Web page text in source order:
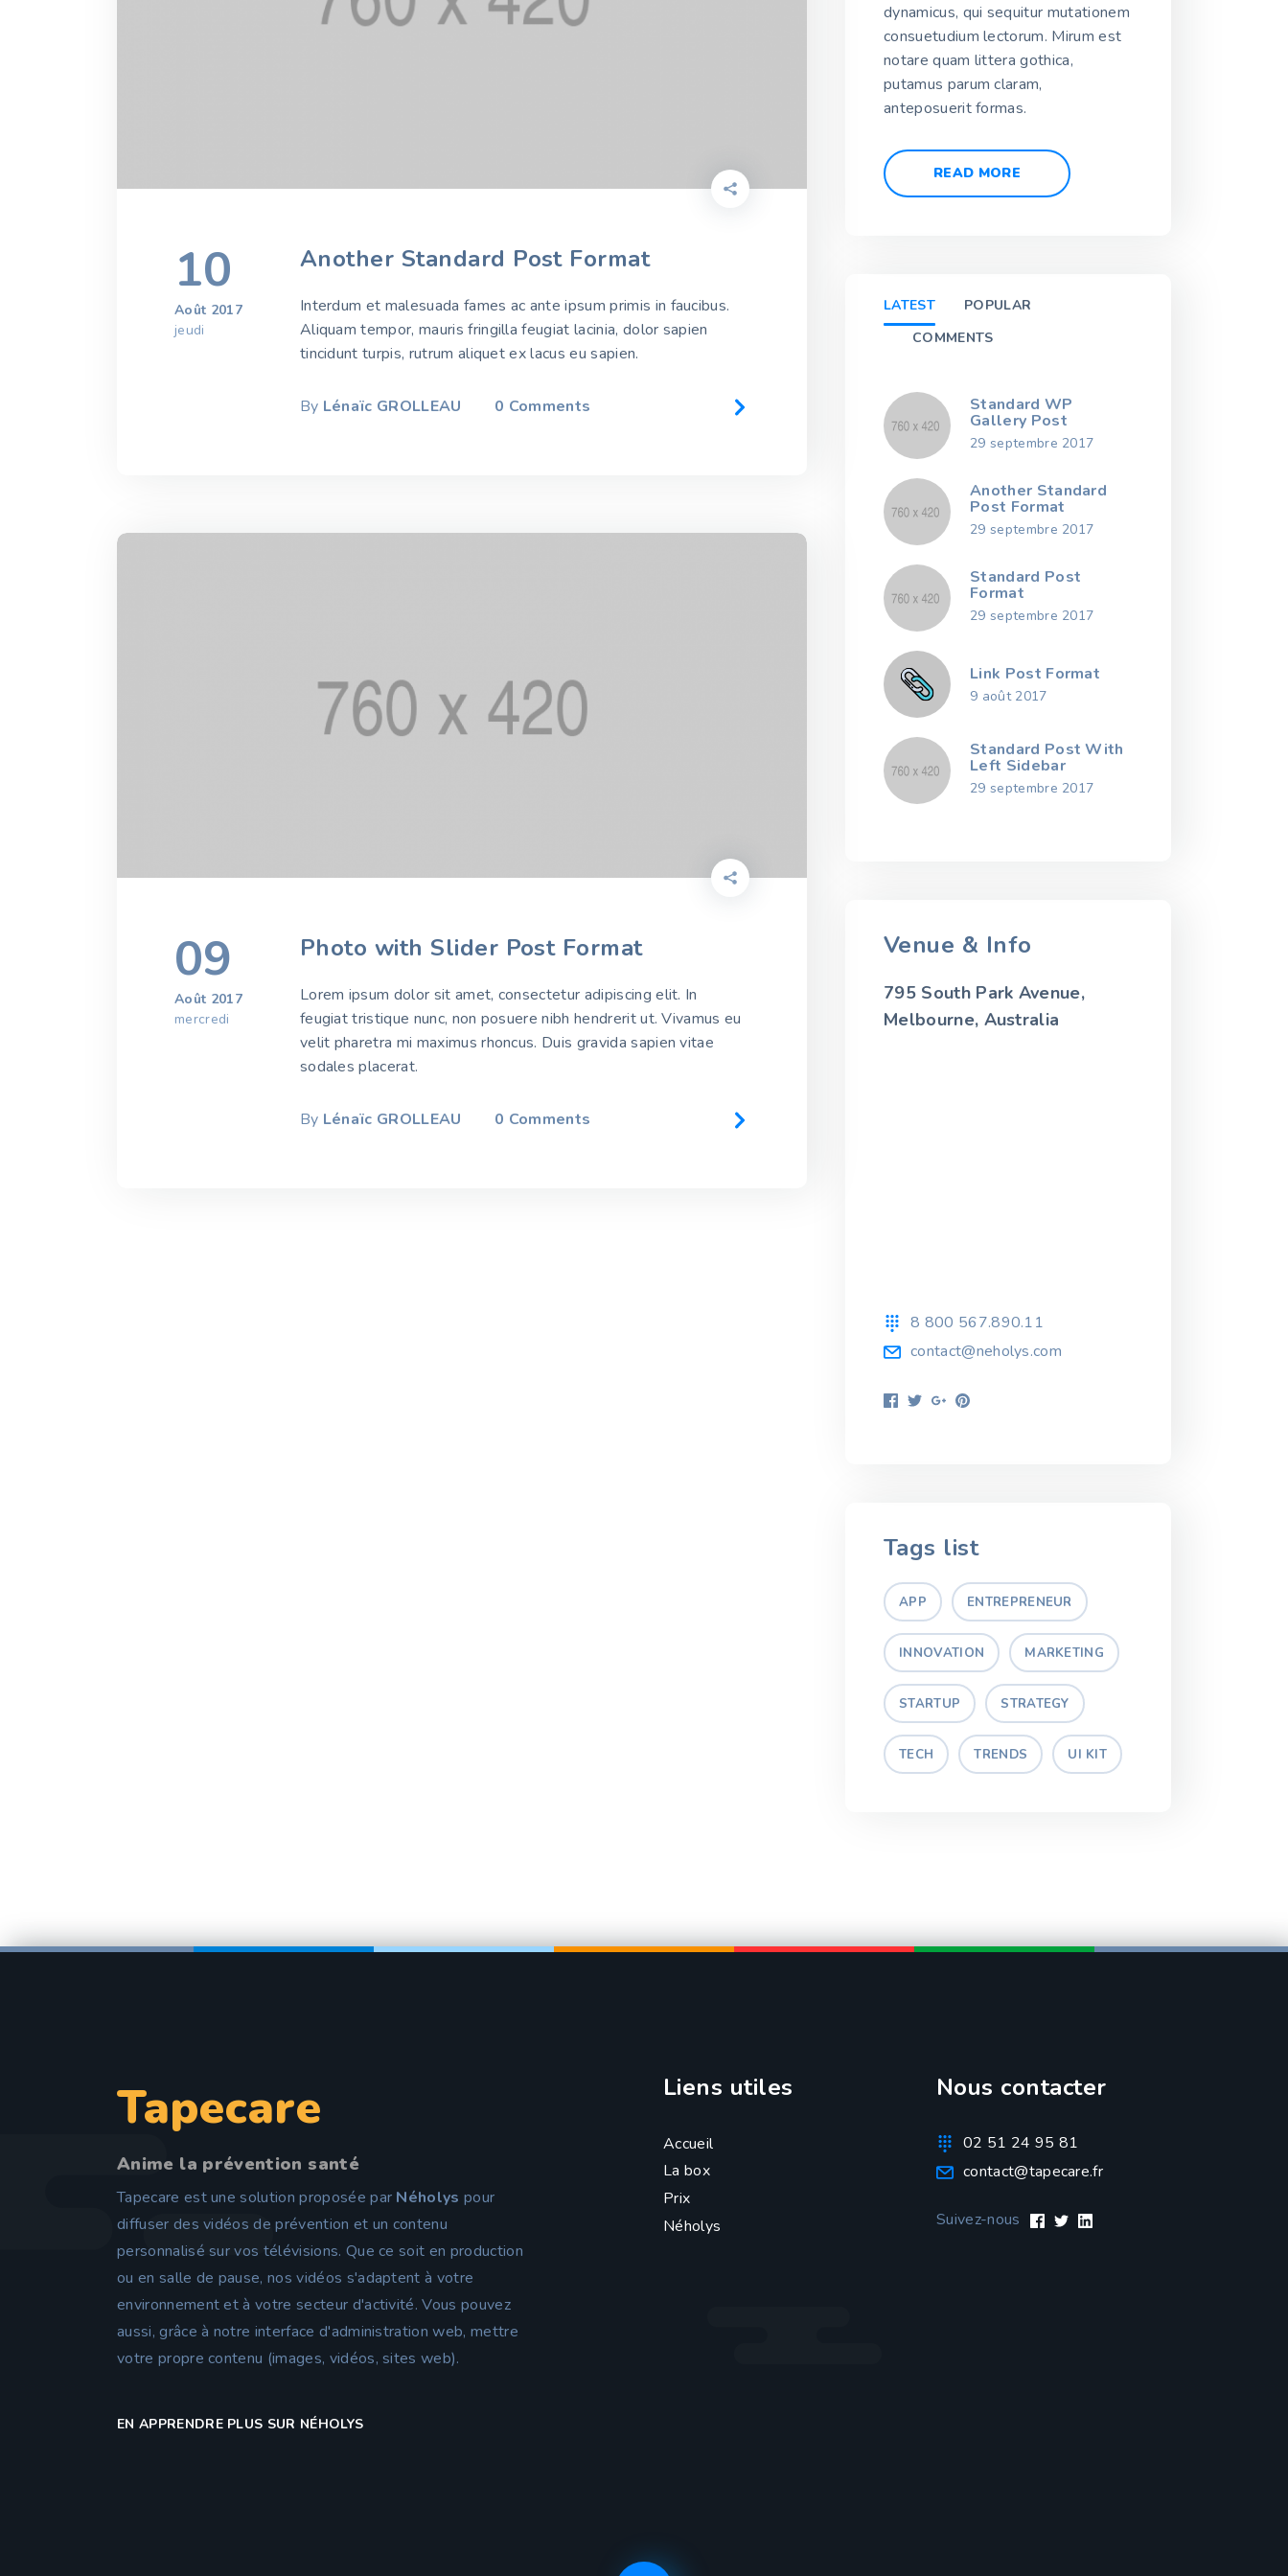
10
Août 2017
jeudi
Another Standard Post Format
Interdum et malesuada fames ac ante ipsum primis in faucibus.
Aliquam tempor, mauris fringilla feugiat lacinia, dolor sapien
tincidunt turpis, rutrum aliquet ex lacus eu sapien.
By Lénaïc GROLLEAU 0 Comments
09
Août 2017
mercredi
Photo with Slider Post Format
Lorem ipsum dolor sit amet, consectetur adipiscing elit. In
feugiat tristique nunc, non posuere nibh hendrerit ut. Vivamus eu
velit pharetra mi maximus rhoncus. Duis gravida sapien vitae
sodales placerat.
By Lénaïc GROLLEAU 0 Comments
dynamicus, qui sequitur mutationem
consuetudium lectorum. Mirum est
notare quam littera gothica,
putamus parum claram,
anteposuerit formas.
READ MORE
LATEST
POPULAR
COMMENTS
Standard WP
Gallery Post
29 septembre 2017
Another Standard
Post Format
29 septembre 2017
Standard Post
Format
29 septembre 2017
Link Post Format
9 août 2017
Standard Post With
Left Sidebar
29 septembre 2017
Venue & Info
795 South Park Avenue,
Melbourne, Australia
8 800 567.890.11
contact@neholys.com
Tags list
APP ENTREPRENEUR
INNOVATION MARKETING
STARTUP STRATEGY
TECH TRENDS UI KIT
Tapecare
Anime la prévention santé
Tapecare est une solution proposée par Néholys pour
diffuser des vidéos de prévention et un contenu
personnalisé sur vos télévisions. Que ce soit en production
ou en salle de pause, nos vidéos s'adaptent à votre
environnement et à votre secteur d'activité. Vous pouvez
aussi, grâce à notre interface d'administration web, mettre
votre propre contenu (images, vidéos, sites web).
EN APPRENDRE PLUS SUR NÉHOLYS
Liens utiles
Accueil
La box
Prix
Néholys
Nous contacter
02 51 24 95 81
contact@tapecare.fr
Suivez-nous